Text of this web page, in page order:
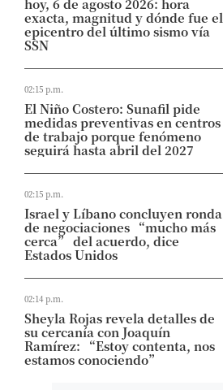
hoy, 6 de agosto 2026: hora
exacta, magnitud y dónde fue el
epicentro del último sismo vía
SSN
02:15 p.m.
El Niño Costero: Sunafil pide
medidas preventivas en centros
de trabajo porque fenómeno
seguirá hasta abril del 2027
02:15 p.m.
Israel y Líbano concluyen ronda
de negociaciones “mucho más
cerca” del acuerdo, dice
Estados Unidos
02:14 p.m.
Sheyla Rojas revela detalles de
su cercanía con Joaquín
Ramírez: “Estoy contenta, nos
estamos conociendo”